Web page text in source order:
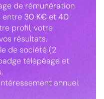
de rémunération
entre 30 K€ et 40
profil, votre
résultats.
de société (2
télépéage et
annuel.